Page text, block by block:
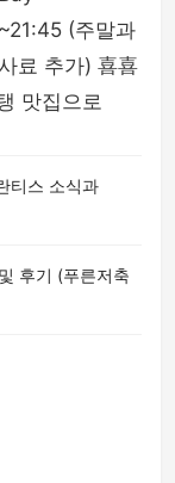
(주말과
료 추가) 喜喜
맛집으로
티스 소식과
후기 (푸른저축